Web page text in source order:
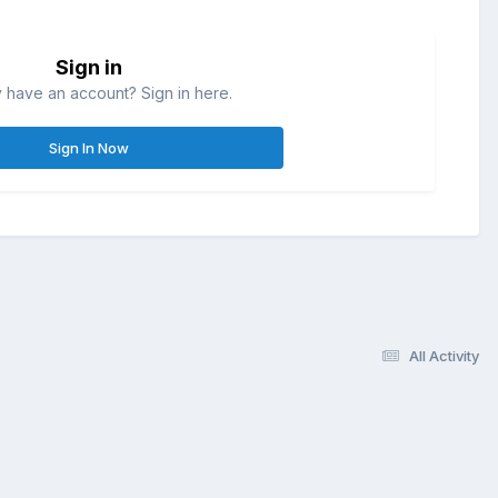
Sign in
have an account? Sign in here.
Sign In Now
All Activity